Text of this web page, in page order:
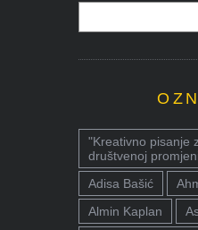
"Kreativno pisanje
društvenoj
Adisa Bašić
Almin Kaplan